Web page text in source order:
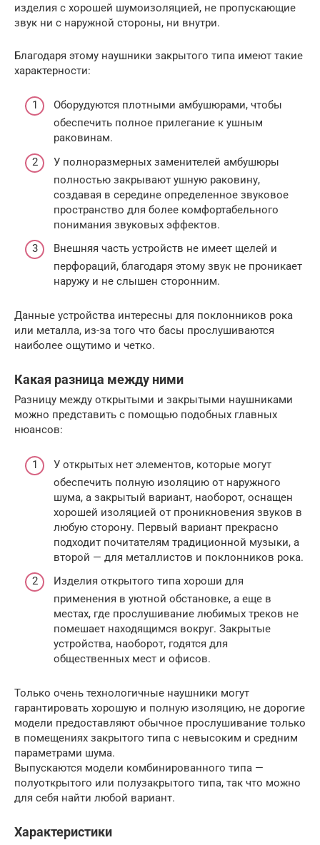
изделия с хорошей шумоизоляцией, не пропускающие
звук ни с наружной стороны, ни внутри.
Благодаря этому наушники закрытого типа имеют такие
характерности:
Оборудуются плотными амбушюрами, чтобы
обеспечить полное прилегание к ушным
раковинам.
У полноразмерных заменителей амбушюры
полностью закрывают ушную раковину,
создавая в середине определенное звуковое
пространство для более комфортабельного
понимания звуковых эффектов.
Внешняя часть устройств не имеет щелей и
перфораций, благодаря этому звук не проникает
наружу и не слышен сторонним.
Данные устройства интересны для поклонников рока
или металла, из-за того что басы прослушиваются
наиболее ощутимо и четко.
Какая разница между ними
Разницу между открытыми и закрытыми наушниками
можно представить с помощью подобных главных
нюансов:
У открытых нет элементов, которые могут
обеспечить полную изоляцию от наружного
шума, а закрытый вариант, наоборот, оснащен
хорошей изоляцией от проникновения звуков в
любую сторону. Первый вариант прекрасно
подходит почитателям традиционной музыки, а
второй — для металлистов и поклонников рока.
Изделия открытого типа хороши для
применения в уютной обстановке, а еще в
местах, где прослушивание любимых треков не
помешает находящимся вокруг. Закрытые
устройства, наоборот, годятся для
общественных мест и офисов.
Только очень технологичные наушники могут
гарантировать хорошую и полную изоляцию, не дорогие
модели предоставляют обычное прослушивание только
в помещениях закрытого типа с невысоким и средним
параметрами шума.
Выпускаются модели комбинированного типа —
полуоткрытого или полузакрытого типа, так что можно
для себя найти любой вариант.
Характеристики